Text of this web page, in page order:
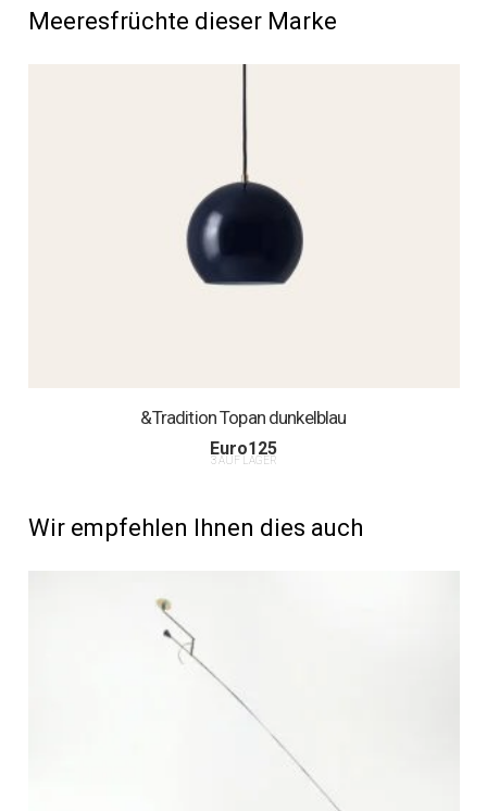
Meeresfrüchte dieser Marke
&Tradition Topan dunkelblau
Euro125
3 AUF LAGER
Wir empfehlen Ihnen dies auch